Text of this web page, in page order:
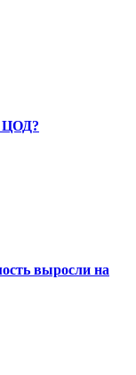
ЦОД?
выросли на